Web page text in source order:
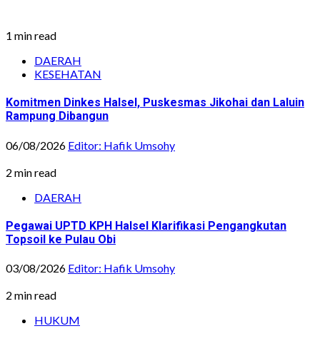
1 min read
DAERAH
KESEHATAN
Komitmen Dinkes Halsel, Puskesmas Jikohai dan Laluin
Rampung Dibangun
06/08/2026 Editor: Hafik Umsohy
2 min read
DAERAH
Pegawai UPTD KPH Halsel Klarifikasi Pengangkutan
Topsoil ke Pulau Obi
03/08/2026 Editor: Hafik Umsohy
2 min read
HUKUM